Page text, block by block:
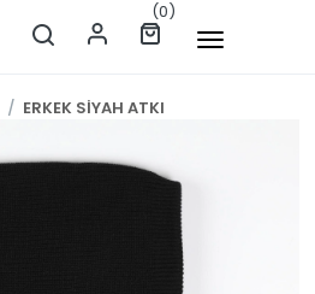
(0)
/ ERKEK SİYAH ATKI